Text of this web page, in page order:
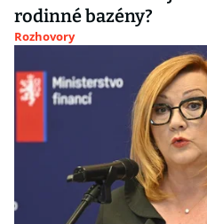
rodinné bazény?
Rozhovory